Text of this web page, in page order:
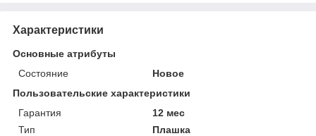
Характеристики
Основные атрибуты
Состояние
Новое
Пользовательские характеристики
Гарантия
12 мес
Тип
Плашка